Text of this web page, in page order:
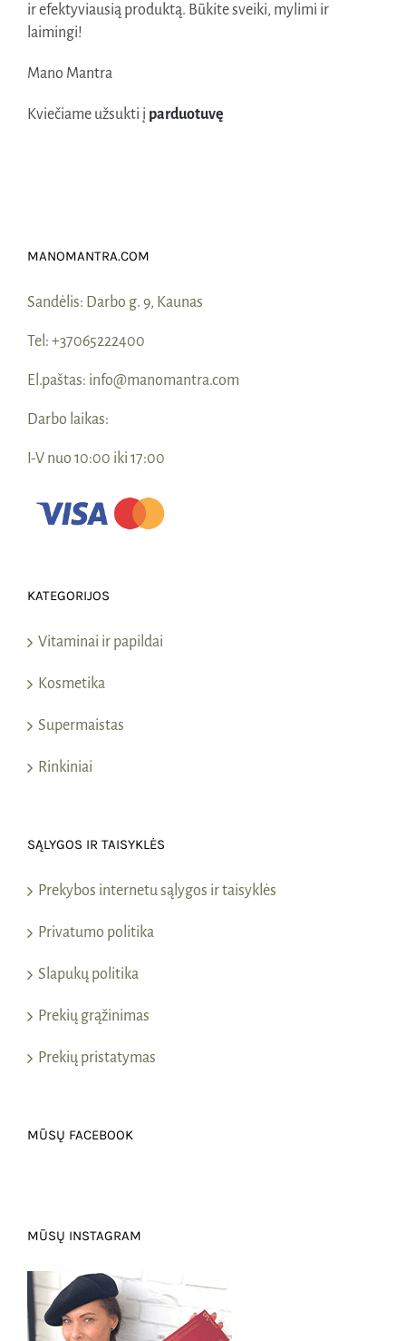
ir efektyviausią produktą. Būkite sveiki, mylimi ir
laimingi!
Mano Mantra
Kviečiame užsukti į parduotuvę
MANOMANTRA.COM
Sandėlis: Darbo g. 9, Kaunas
Tel: +37065222400
El.paštas: info@manomantra.com
Darbo laikas:
I-V nuo 10:00 iki 17:00
KATEGORIJOS
Vitaminai ir papildai
Kosmetika
Supermaistas
Rinkiniai
SĄLYGOS IR TAISYKLĖS
Prekybos internetu sąlygos ir taisyklės
Privatumo politika
Slapukų politika
Prekių grąžinimas
Prekių pristatymas
MŪSŲ FACEBOOK
MŪSŲ INSTAGRAM